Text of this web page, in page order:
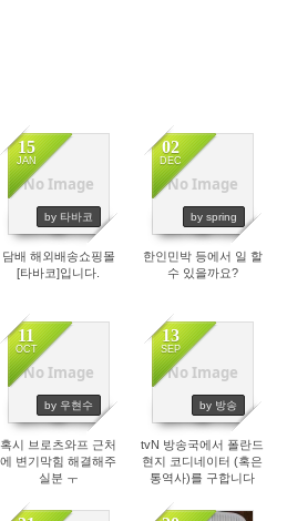
No Image
15
JAN
by 타바코
1077
담배 해외배송쇼핑몰
[타바코]입니다.
No Image
02
DEC
by spring
1730
한인민박 등에서 일 할
수 있을까요?
No Image
11
OCT
by 우현수
1337
혹시 브로츠와프 근처
에 변기막힘 해결해주
실분 ㅜ
No Image
13
SEP
by 방송
1455
tvN 방송국에서 폴란드
현지 코디네이터 (혹은
통역사)를 구합니다